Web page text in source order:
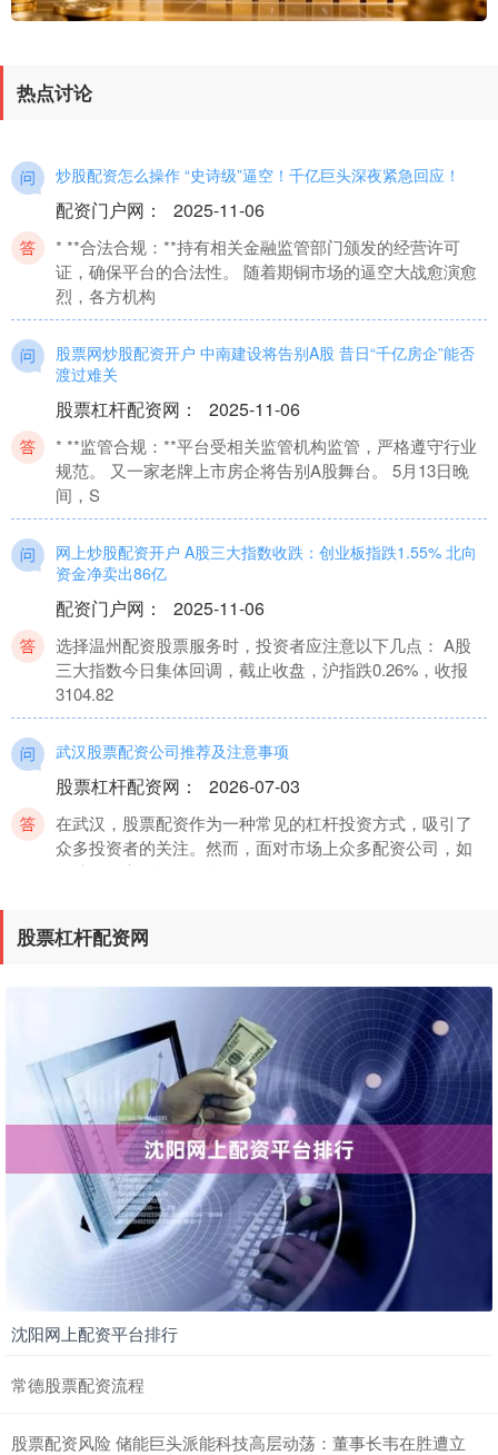
热点讨论
炒股配资怎么操作 “史诗级”逼空！千亿巨头深夜紧急回应！
配资门户网 ： 2025-11-06
* **合法合规：**持有相关金融监管部门颁发的经营许可
证，确保平台的合法性。 随着期铜市场的逼空大战愈演愈
烈，各方机构
股票网炒股配资开户 中南建设将告别A股 昔日“千亿房企”能否
渡过难关
股票杠杆配资网 ： 2025-11-06
* **监管合规：**平台受相关监管机构监管，严格遵守行业
规范。 又一家老牌上市房企将告别A股舞台。 5月13日晚
间，S
网上炒股配资开户 A股三大指数收跌：创业板指跌1.55% 北向
资金净卖出86亿
配资门户网 ： 2025-11-06
选择温州配资股票服务时，投资者应注意以下几点： A股
三大指数今日集体回调，截止收盘，沪指跌0.26%，收报
3104.82
武汉股票配资公司推荐及注意事项
股票杠杆配资网 ： 2026-07-03
在武汉，股票配资作为一种常见的杠杆投资方式，吸引了
众多投资者的关注。然而，面对市场上众多配资公司，如
何选择一家正规、可靠
北京股票配资网 四家公司周末“暴雷”：中核钛白实控人等被罚
没2.35亿 佳云科技和盛屯矿业遭立案调查 中泰化学被ST
永元证券： 2025-11-06
选择泉州股票配资，投资者可以享受以下优势： 近期，上
市公司监管呈现日益趋严态势。上周末，又有四家公司“暴
雷”。中核钛白的
股票杠杆配资网
沈阳网上配资平台排行
常德股票配资流程
股票配资风险 储能巨头派能科技高层动荡：董事长韦在胜遭立